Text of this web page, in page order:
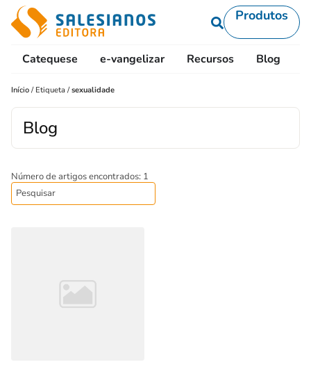
Produtos
Catequese e-vangelizar Recursos Blog
Início / Etiqueta /sexualidade
Blog
Número de artigos encontrados: 1